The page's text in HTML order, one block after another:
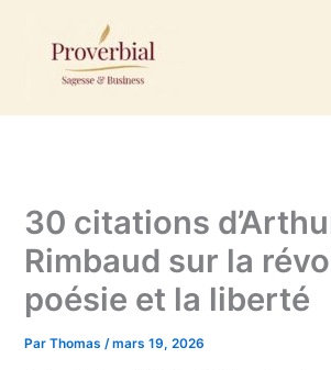
contenu
30 citations
Rimbaud sur la
poésie et la liberté
ParThomas/mars 19, 2026